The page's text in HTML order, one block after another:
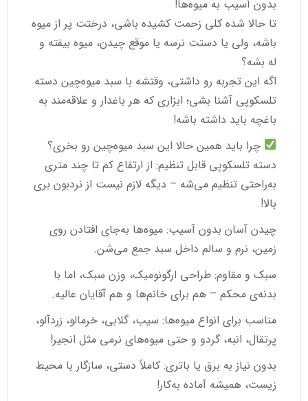
بدون آسیب به میوه‌ها!
تا حالا شده کلی زحمت کشیده باشی، درختت پر از میوه
باشه، ولی یا دستت نرسه یا موقع چیدن، میوه بیفته و
له بشه؟
اگه این تجربه رو داشتی، وقتشه با سبد میوه‌چین دسته‌
تلسکوپی آشنا بشی؛ ابزاری که هر باغدار و علاقه‌مند به
باغچه باید داشته باشه!
چرا باید همین حالا این سبد میوه‌چین رو بخری؟
دسته تلسکوپی قابل تنظیم: از ارتفاع کم تا چند متری
به‌راحتی تنظیم می‌شه – دیگه لازم نیست از نردبون بری
بالا!
چیدن آسان بدون آسیب: میوه‌ها به‌جای افتادن روی
زمین، نرم و سالم داخل سبد جمع می‌شن.
سبک و مقاوم: طراحی ارگونومیک، وزن سبک، اما با
بدنه‌ی محکم – هم برای خانم‌ها و هم آقایان عالیه.
مناسب برای انواع میوه‌ها: سیب، گلابی، خرمالو، زردآلو،
پرتقال، انبه، گردو و حتی میوه‌های نرمی مثل انجیر!
بدون نیاز به برق یا باتری: کاملاً دستی، سازگار با محیط
زیست، همیشه آماده به‌کار!